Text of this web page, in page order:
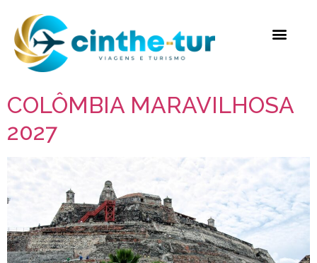
COLÔMBIA MARAVILHOSA
2027